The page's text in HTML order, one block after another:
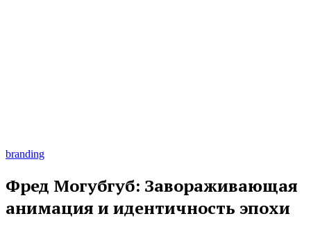
branding
Фред Могубгуб: Завораживающая
анимация и идентичность эпохи